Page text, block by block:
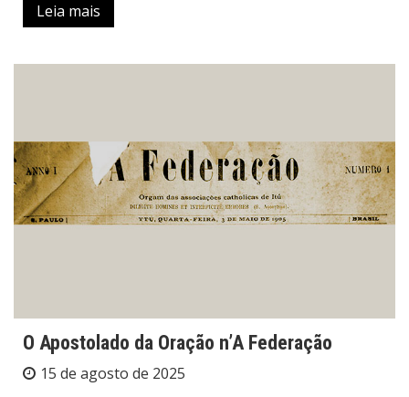
Leia mais
O Apostolado da Oração n’A Federação
15 de agosto de 2025